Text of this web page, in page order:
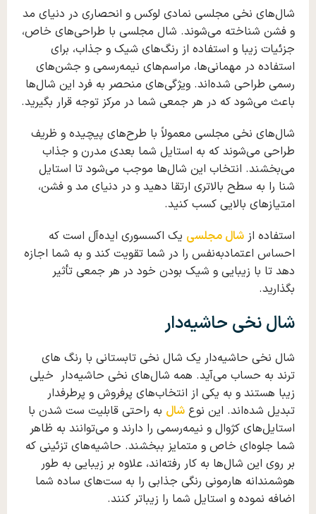
شال‌های نخی مجلسی نمادی لوکس و انحصاری در دنیای مد
و فشن شناخته می‌شوند. شال مجلسی با طراحی‌های خاص،
جزئیات زیبا و استفاده از رنگ‌های شیک و جذاب، برای
استفاده در مهمانی‌ها، مراسم‌های نیمه‌رسمی و جشن‌های
رسمی طراحی شده‌اند. ویژگی‌های منحصر به فرد این شال‌ها
باعث می‌شود که در هر جمعی شما در مرکز توجه قرار بگیرید.
شال‌های نخی مجلسی معمولاً با طرح‌های پیچیده و ظریف
طراحی می‌شوند که به استایل شما بعدی مدرن و جذاب
می‌بخشند. انتخاب این شال‌ها موجب می‌شود تا استایل
شنا را به سطح بالاتری ارتقا دهید و در دنیای مد و فشن،
امتیازهای بالایی کسب کنید.
استفاده از شال‌ مجلسی یک اکسسوری ایده‌آل است که
احساس اعتمادبه‌نفس را در شما تقویت کند و به شما اجازه
دهد تا با زیبایی و شیک بودن خود در هر جمعی تأثیر
بگذارید.
شال نخی حاشیه‌دار
شال نخی حاشیه‌دار یک شال نخی تابستانی با رنگ های
ترند به حساب می‌آید. همه شال‌های نخی حاشیه‌دار خیلی
زیبا هستند و به یکی از انتخاب‌های پرفروش و پرطرفدار
تبدیل شده‌اند. این نوع شال به راحتی قابلیت ست شدن با
استایل‌های کژوال و نیمه‌رسمی را دارند و می‌توانند به ظاهر
شما جلوه‌ای خاص و متمایز ببخشند. حاشیه‌های تزئینی که
بر روی این شال‌ها به کار رفته‌اند، علاوه بر زیبایی به طور
هوشمندانه هارمونی رنگی جذابی را به ست‌های ساده شما
اضافه نموده و استایل شما را زیباتر کنند.